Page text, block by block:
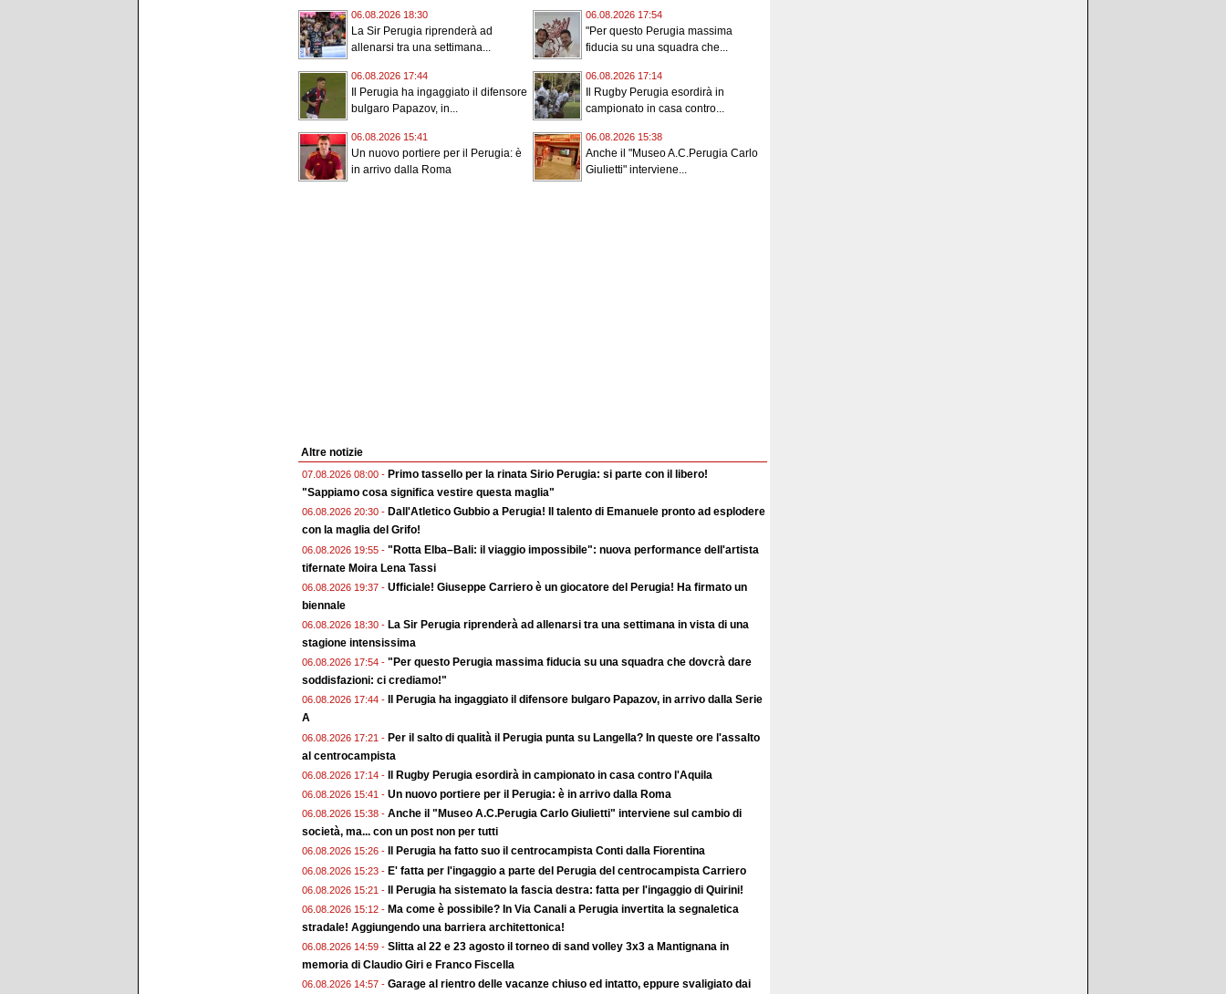
06.08.2026 18:30
La Sir Perugia riprenderà ad
allenarsi tra una settimana...
06.08.2026 17:54
"Per questo Perugia massima
fiducia su una squadra che...
06.08.2026 17:44
Il Perugia ha ingaggiato il difensore
bulgaro Papazov, in...
06.08.2026 17:14
Il Rugby Perugia esordirà in
campionato in casa contro...
06.08.2026 15:41
Un nuovo portiere per il Perugia: è
in arrivo dalla Roma
06.08.2026 15:38
Anche il "Museo A.C.Perugia Carlo
Giulietti" interviene...
Altre notizie
07.08.2026 08:00 - Primo tassello per la rinata Sirio Perugia: si parte con il libero!
"Sappiamo cosa significa vestire questa maglia"
06.08.2026 20:30 - Dall'Atletico Gubbio a Perugia! Il talento di Emanuele pronto ad esplodere
con la maglia del Grifo!
06.08.2026 19:55 - "Rotta Elba–Bali: il viaggio impossibile": nuova performance dell'artista
tifernate Moira Lena Tassi
06.08.2026 19:37 - Ufficiale! Giuseppe Carriero è un giocatore del Perugia! Ha firmato un
biennale
06.08.2026 18:30 - La Sir Perugia riprenderà ad allenarsi tra una settimana in vista di una
stagione intensissima
06.08.2026 17:54 - "Per questo Perugia massima fiducia su una squadra che dovcrà dare
soddisfazioni: ci crediamo!"
06.08.2026 17:44 -
Il Perugia ha ingaggiato il difensore bulgaro Papazov, in arrivo dalla Serie
A
06.08.2026 17:21 - Per il salto di qualità il Perugia punta su Langella? In queste ore l'assalto
al centrocampista
06.08.2026 17:14 - Il Rugby Perugia esordirà in campionato in casa contro l'Aquila
06.08.2026 15:41 - Un nuovo portiere per il Perugia: è in arrivo dalla Roma
06.08.2026 15:38 - Anche il "Museo A.C.Perugia Carlo Giulietti" interviene sul cambio di
società, ma... con un post non per tutti
06.08.2026 15:26 - Il Perugia ha fatto suo il centrocampista Conti dalla Fiorentina
06.08.2026 15:23 - E' fatta per l'ingaggio a parte del Perugia del centrocampista Carriero
06.08.2026 15:21 - Il Perugia ha sistemato la fascia destra: fatta per l'ingaggio di Quirini!
06.08.2026 15:12 - Ma come è possibile? In Via Canali a Perugia invertita la segnaletica
stradale! Aggiungendo una barriera architettonica!
06.08.2026 14:59 - Slitta al 22 e 23 agosto il torneo di sand volley 3x3 a Mantignana in
memoria di Claudio Giri e Franco Fiscella
06.08.2026 14:57 - Garage al rientro delle vacanze chiuso ed intatto, eppure svaligiato dai